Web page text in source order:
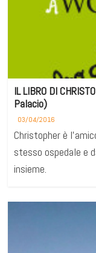
IL LIBRO DI
Palacio)
03/04/2016
Christopher è
stesso ospedale e
insieme.